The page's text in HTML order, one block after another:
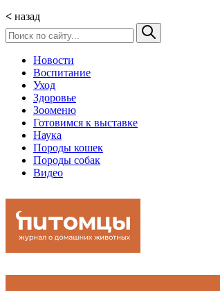
< назад
Новости
Воспитание
Уход
Здоровье
Зооменю
Готовимся к выставке
Наука
Породы кошек
Породы собак
Видео